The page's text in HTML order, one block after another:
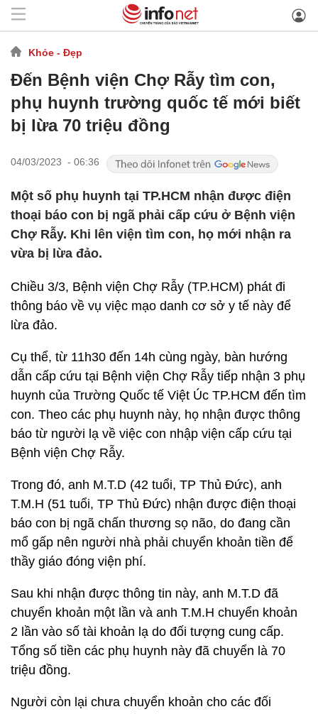
Khỏe - Đẹp
Đến Bệnh viện Chợ Rẫy tìm con,
phụ huynh trường quốc tế mới biết
bị lừa 70 triệu đồng
04/03/2023 - 06:36
Một số phụ huynh tại TP.HCM nhận được điện
thoại báo con bị ngã phải cấp cứu ở Bệnh viện
Chợ Rẫy. Khi lên viện tìm con, họ mới nhận ra
vừa bị lừa đảo.
Chiều 3/3, Bệnh viện Chợ Rẫy (TP.HCM) phát đi
thông báo về vụ việc mạo danh cơ sở y tế này để
lừa đảo.
Cụ thể, từ 11h30 đến 14h cùng ngày, bàn hướng
dẫn cấp cứu tại Bệnh viện Chợ Rẫy tiếp nhận 3 phụ
huynh của Trường Quốc tế Việt Úc TP.HCM đến tìm
con. Theo các phụ huynh này, họ nhận được thông
báo từ người lạ về việc con nhập viện cấp cứu tại
Bệnh viện Chợ Rẫy.
Trong đó, anh M.T.D (42 tuổi, TP Thủ Đức), anh
T.M.H (51 tuổi, TP Thủ Đức) nhận được điện thoại
báo con bị ngã chấn thương sọ não, do đang cần
mổ gấp nên người nhà phải chuyển khoản tiền để
thầy giáo đóng viện phí.
Sau khi nhận được thông tin này, anh M.T.D đã
chuyển khoản một lần và anh T.M.H chuyển khoản
2 lần vào số tài khoản lạ do đối tượng cung cấp.
Tổng số tiền các phụ huynh này đã chuyển là 70
triệu đồng.
Người còn lại chưa chuyển khoản cho các đối